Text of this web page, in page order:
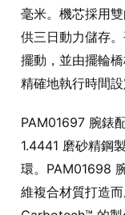
毫米。機芯採用
供三日動力儲存
擺動，並由擺輪
精確地執行時間設
PAM01697 腕錶
1.4441 磨砂精鋼
環。PAM01698
維複合材質打造